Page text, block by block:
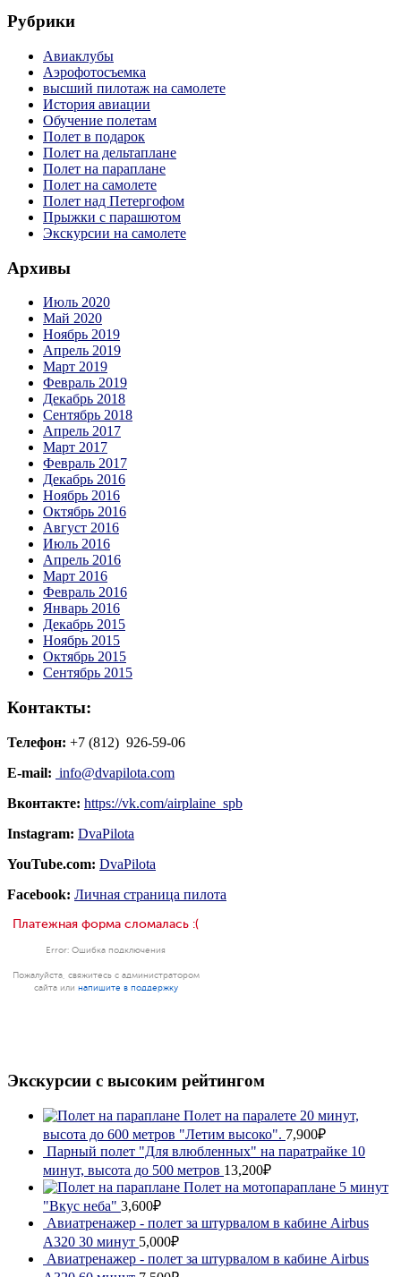
Рубрики
Авиаклубы
Аэрофотосъемка
высший пилотаж на самолете
История авиации
Обучение полетам
Полет в подарок
Полет на дельтаплане
Полет на параплане
Полет на самолете
Полет над Петергофом
Прыжки с парашютом
Экскурсии на самолете
Архивы
Июль 2020
Май 2020
Ноябрь 2019
Апрель 2019
Март 2019
Февраль 2019
Декабрь 2018
Сентябрь 2018
Апрель 2017
Март 2017
Февраль 2017
Декабрь 2016
Ноябрь 2016
Октябрь 2016
Август 2016
Июль 2016
Апрель 2016
Март 2016
Февраль 2016
Январь 2016
Декабрь 2015
Ноябрь 2015
Октябрь 2015
Сентябрь 2015
Контакты:
Телефон: +7 (812) 926-59-06
E-mail: info@dvapilota.com
Вконтакте: https://vk.com/airplaine_spb
Instagram: DvaPilota
YouTube.com: DvaPilota
Facebook: Личная страница пилота
Экскурсии с высоким рейтингом
Полет на паралете 20 минут,
высота до 600 метров "Летим высоко". 7,900₽
Парный полет "Для влюбленных" на паратрайке 10
минут, высота до 500 метров 13,200₽
Полет на мотопараплане 5 минут
"Вкус неба" 3,600₽
Авиатренажер - полет за штурвалом в кабине Airbus
A320 30 минут 5,000₽
Авиатренажер - полет за штурвалом в кабине Airbus